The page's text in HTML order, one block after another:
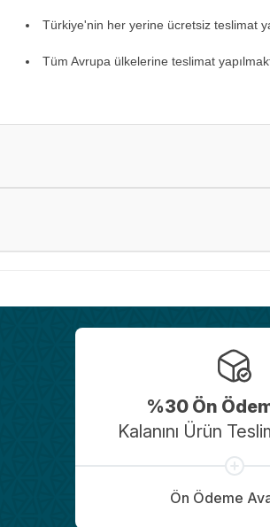
Türkiye'nin her yerine ücretsiz teslimat
Tüm Avrupa ülkelerine teslimat
%30 Ön
Kalanını Ürün
Ön Ödeme